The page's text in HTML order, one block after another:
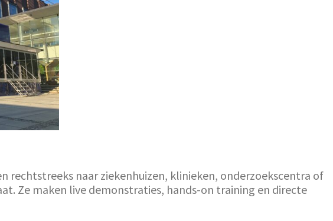
rechtstreeks naar ziekenhuizen, klinieken, onderzoekscentra of
Ze maken live demonstraties, hands-on training en directe